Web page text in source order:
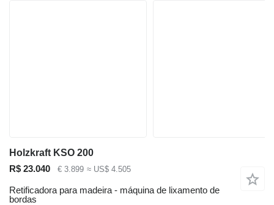
Holzkraft KSO 200
R$ 23.040
€ 3.899 ≈ US$ 4.505
Retificadora para madeira - máquina de lixamento de
bordas